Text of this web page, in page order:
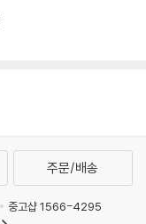
주문/배송
중고샵 1566-4295